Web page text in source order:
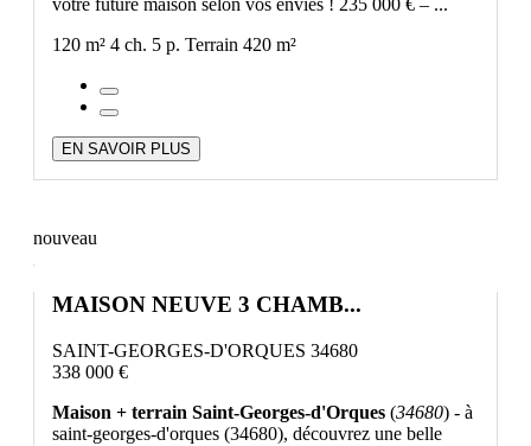
120 m² 4 ch. 5 p. Terrain 420 m²
EN SAVOIR PLUS
nouveau
MAISON NEUVE 3 CHAMB...
SAINT-GEORGES-D'ORQUES 34680
338 000 €
Maison + terrain Saint-Georges-d'Orques (34680) - à
saint-georges-d'orques (34680), découvrez une belle